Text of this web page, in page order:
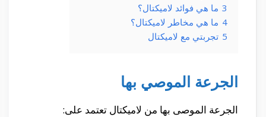
3 ما هي فوائد لاميكتال؟
4 ما هي مخاطر لاميكتال؟
5 تجربتي مع لاميكتال
الجرعة الموصي بها
الجرعة الموصى بها من لاميكتال تعتمد على: